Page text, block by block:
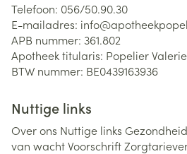
Telefoon: 056/50.90.30
E-mailadres: info@
APB nummer: 361.802
Apotheek titularis: Popelier Valerie
BTW nummer: BE0439163936
Nuttige links
Over ons Nuttige links
van wachtVoorschrift